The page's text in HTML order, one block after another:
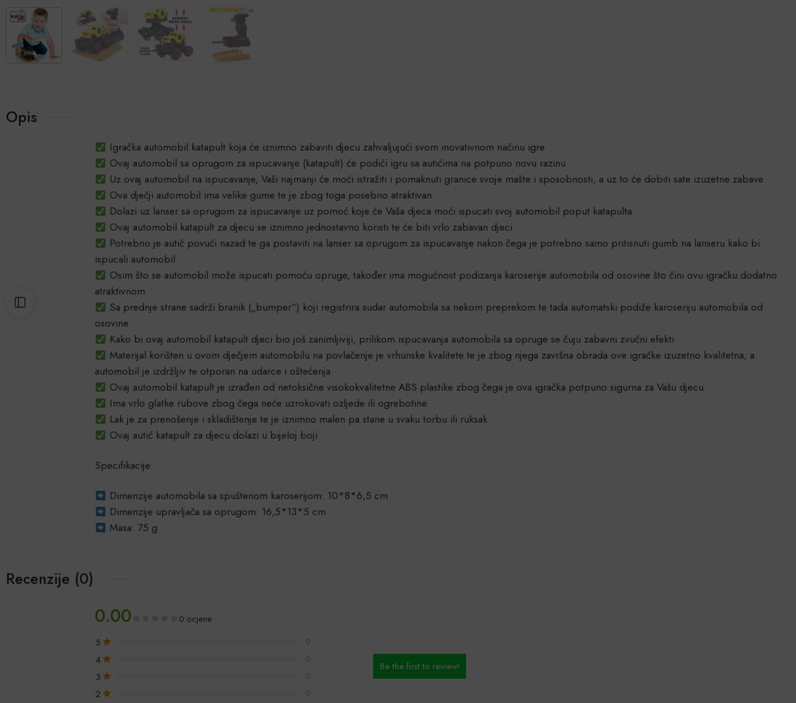
Opis
Igračka automobil katapult koja će iznimno zabaviti djecu zahvaljujući svom inovativnom načinu igre
Ovaj automobil sa oprugom za ispucavanje (katapult) će podići igru sa autićima na potpuno novu razinu
Uz ovaj automobil na ispucavanje, Vaši najmanji će moći istražiti i pomaknuti granice svoje mašte i sposobnosti, a uz to će dobiti sate izuzetne zabave
Ova dječji automobil ima velike gume te je zbog toga posebno atraktivan
Dolazi uz lanser sa oprugom za ispucavanje uz pomoć koje će Vaša djeca moći ispucati svoj automobil poput katapulta
Ovaj automobil katapult za djecu se iznimno jednostavno koristi te će biti vrlo zabavan djeci
Potrebno je autić povući nazad te ga postaviti na lanser sa oprugom za ispucavanje nakon čega je potrebno samo pritisnuti gumb na lanseru kako bi
ispucali automobil
Osim što se automobil može ispucati pomoću opruge, također ima mogućnost podizanja karoserije automobila od osovine što čini ovu igračku dodatno
atraktivnom
Sa prednje strane sadrži branik („bumper“) koji registrira sudar automobila sa nekom preprekom te tada automatski podiže karoseriju automobila od
osovine
Kako bi ovaj automobil katapult djeci bio još zanimljiviji, prilikom ispucavanja automobila sa opruge se čuju zabavni zvučni efekti
Materijal korišten u ovom dječjem automobilu na povlačenje je vrhunske kvalitete te je zbog njega završna obrada ove igračke izuzetno kvalitetna, a
automobil je izdržljiv te otporan na udarce i oštećenja
Ovaj automobil katapult je izrađen od netoksične visokokvalitetne ABS plastike zbog čega je ova igračka potpuno sigurna za Vašu djecu
Ima vrlo glatke rubove zbog čega neće uzrokovati ozljede ili ogrebotine
Lak je za prenošenje i skladištenje te je iznimno malen pa stane u svaku torbu ili ruksak
Ovaj autić katapult za djecu dolazi u bijeloj boji
Specifikacije:
Dimenzije automobila sa spuštenom karoserijom: 10*8*6,5 cm
Dimenzije upravljača sa oprugom: 16,5*13*5 cm
Masa: 75 g
Recenzije (0)
0.00 0 ocjene
5 0
4 0
3 0
2 0
Be the first to review!